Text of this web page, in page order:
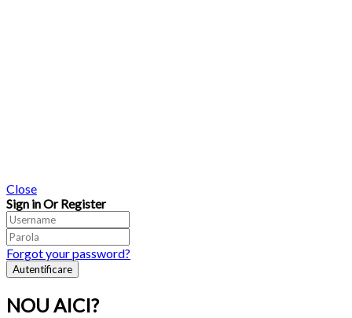
Close
Sign in Or Register
Forgot your password?
NOU AICI?